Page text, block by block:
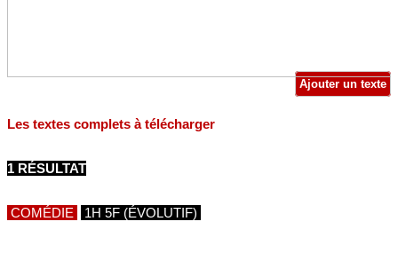
Ajouter un texte
Les textes complets à télécharger
1 RÉSULTAT
COMÉDIE 1H 5F (ÉVOLUTIF)